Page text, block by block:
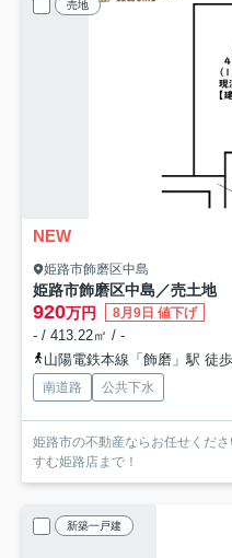
売地
NEW
姫路市飾磨区中島
姫路市飾磨区中島／売土地
920万円 8月9日 値下げ
- / 413.22㎡ / -
山陽電鉄本線「飾磨」駅 徒
南道路 公共下水
姫路市の不動産ならお任せくだ
すむ姫路店まで！
新築一戸建